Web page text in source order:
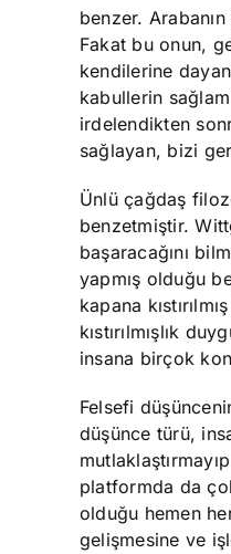
benzer.
Fakat bu onun,
kendilerine
kabullerin
irdelendikten
sağlayan, bizi
Ünlü çağdaş
benzetmiştir.
başaracağını
yapmış olduğu
kapana
kıstırılmışlık
insana birçok
Felsefi
düşünce türü,
platformda da
olduğu hemen
gelişmesine ve